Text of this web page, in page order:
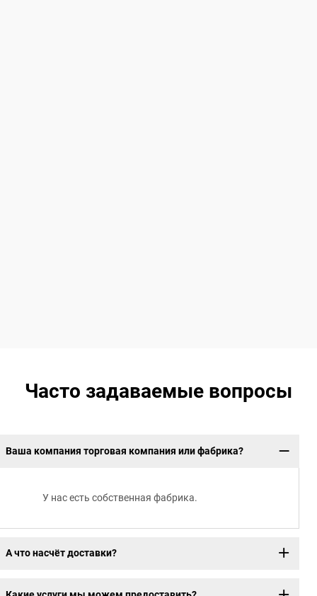
Часто задаваемые вопросы
Ваша компания торговая компания или фабрика?
У нас есть собственная фабрика.
А что насчёт доставки?